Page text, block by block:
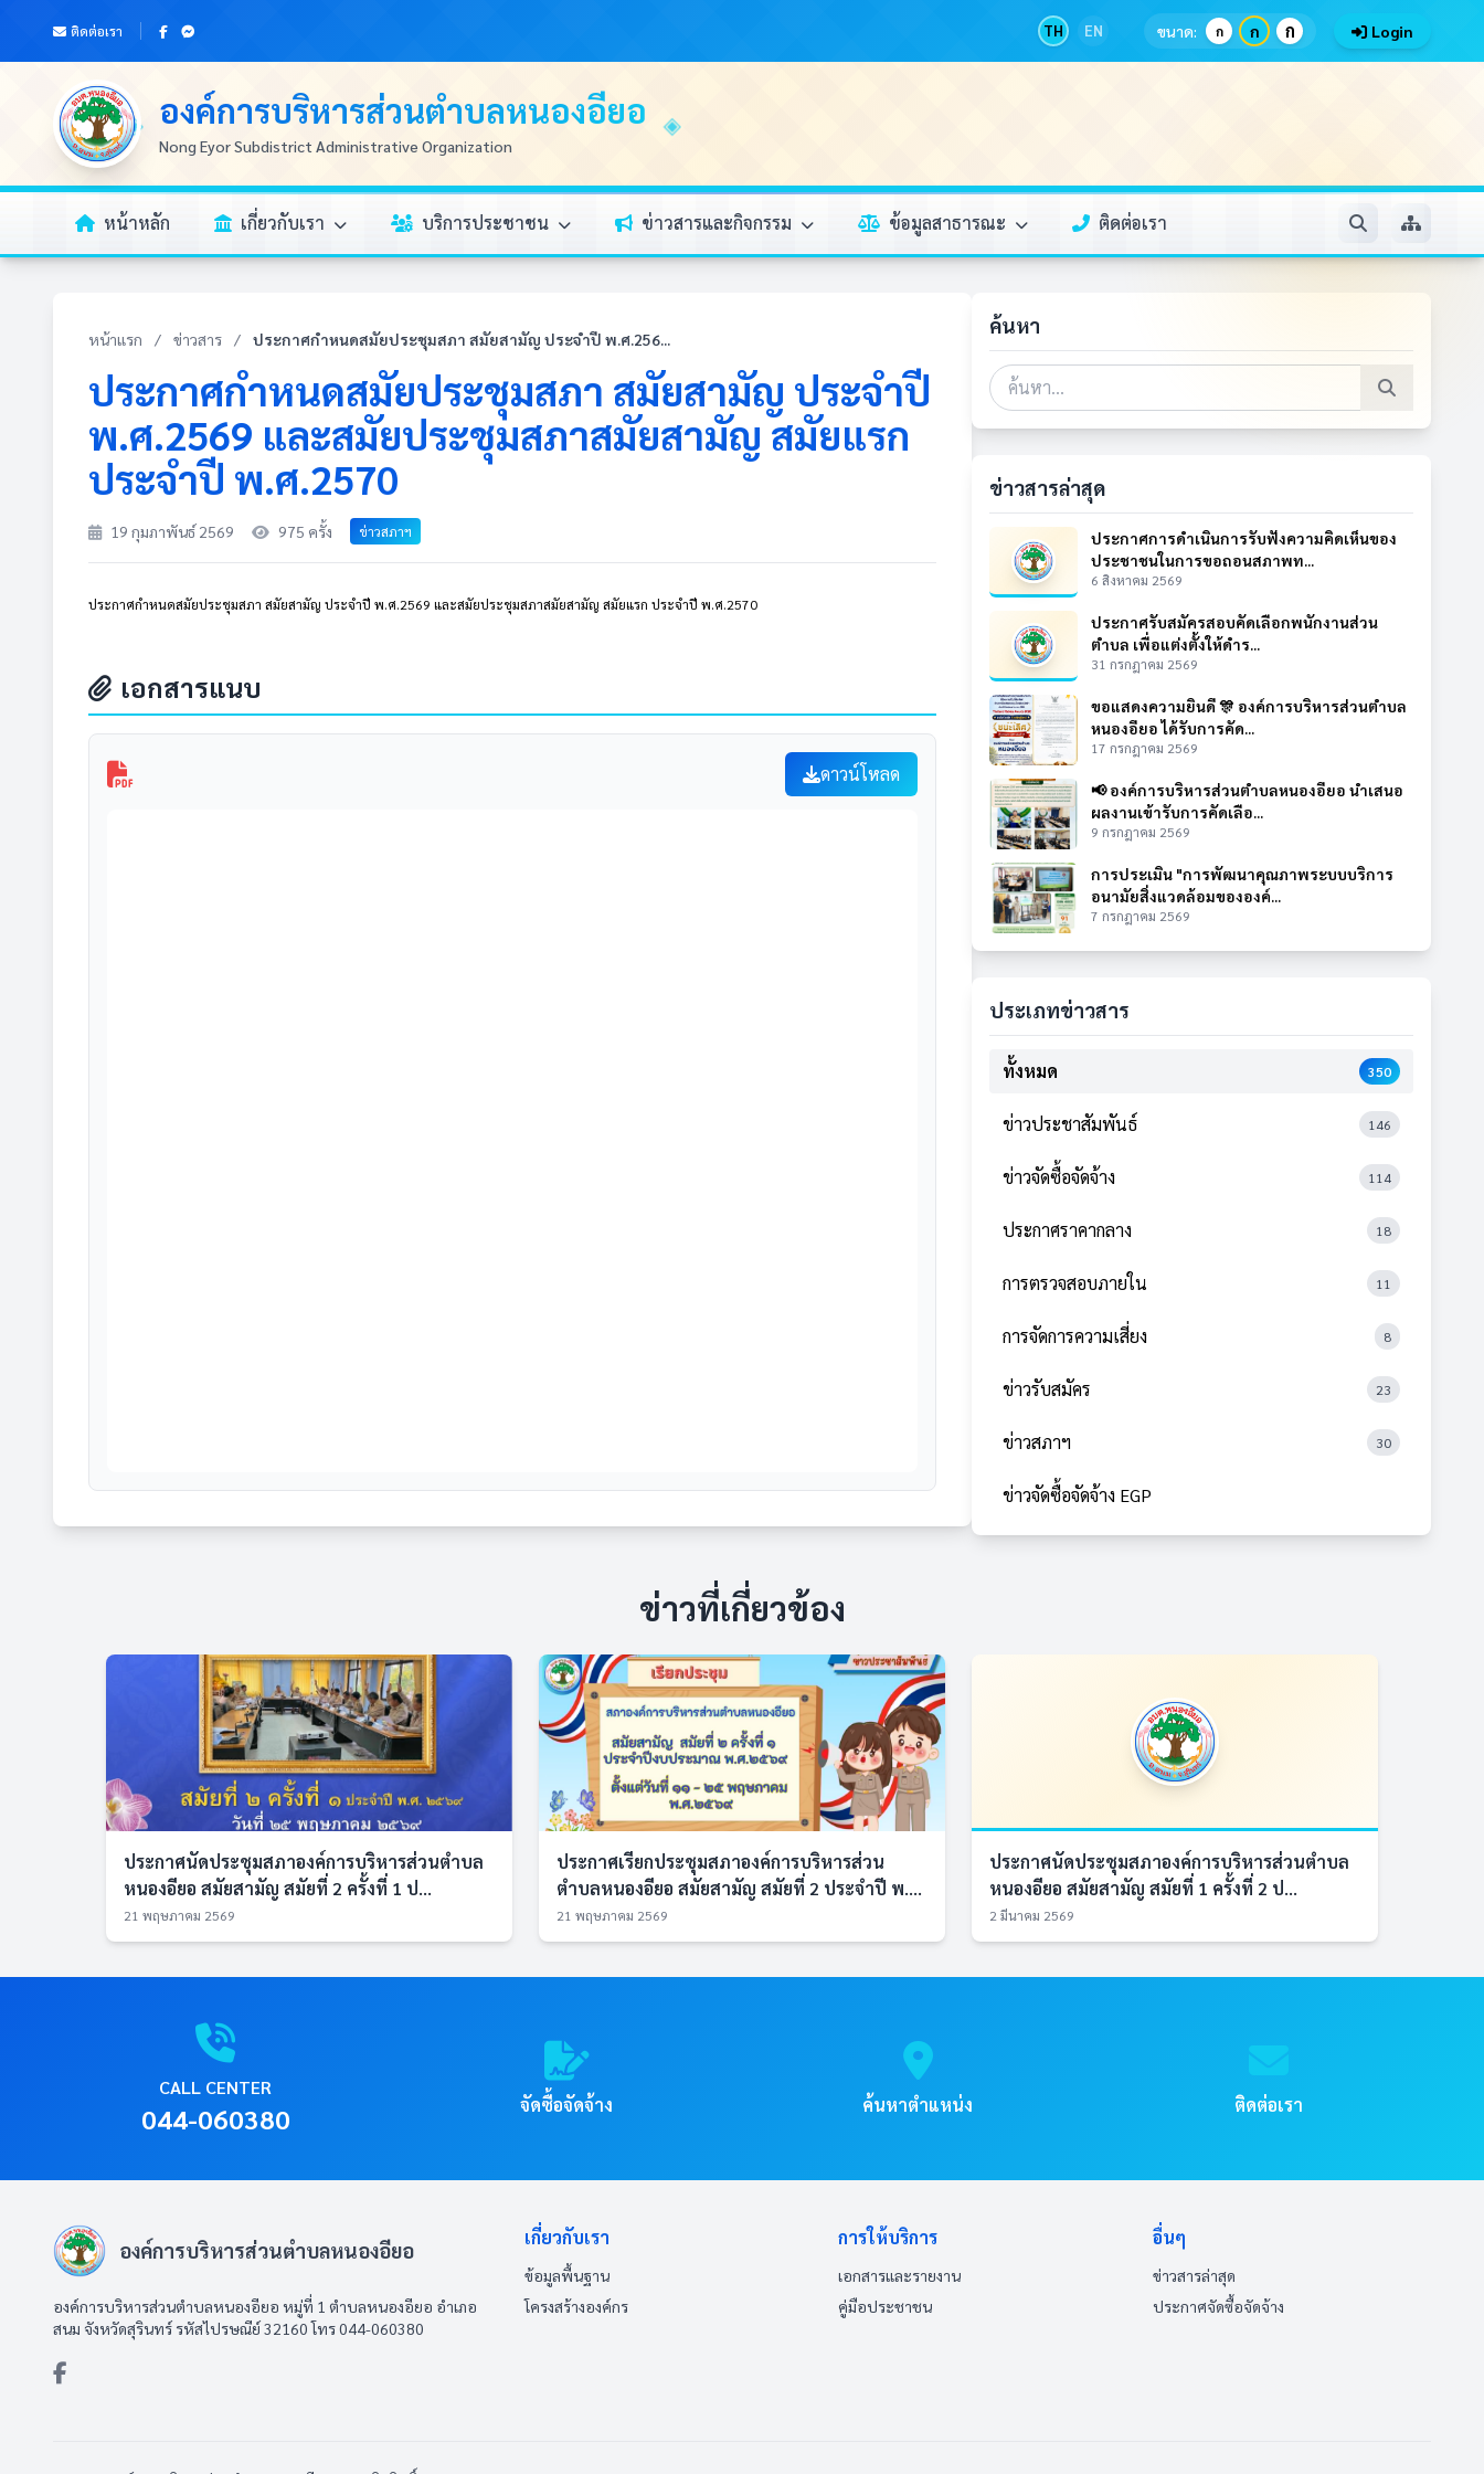
ติดต่อเรา TH EN ขนาด: ก ก ก Login
องค์การบริหารส่วนตำบลหนองอียอ
Nong Eyor Subdistrict Administrative Organization
หน้าหลัก เกี่ยวกับเรา บริการประชาชน ข่าวสารและกิจกรรม ข้อมูลสาธารณะ ติดต่อเรา
หน้าแรก / ข่าวสาร / ประกาศกำหนดสมัยประชุมสภา สมัยสามัญ ประจำปี พ.ศ.256...
ประกาศกำหนดสมัยประชุมสภา สมัยสามัญ ประจำปี
พ.ศ.2569 และสมัยประชุมสภาสมัยสามัญ สมัยแรก
ประจำปี พ.ศ.2570
19 กุมภาพันธ์ 2569 975 ครั้ง ข่าวสภาฯ
ประกาศกำหนดสมัยประชุมสภา สมัยสามัญ ประจำปี พ.ศ.2569 และสมัยประชุมสภาสมัยสามัญ สมัยแรก ประจำปี พ.ศ.2570
เอกสารแนบ
ดาวน์โหลด
ค้นหา
ข่าวสารล่าสุด
ประกาศการดำเนินการรับฟังความคิดเห็นของ
ประชาชนในการขอถอนสภาพท...
6 สิงหาคม 2569
ประกาศรับสมัครสอบคัดเลือกพนักงานส่วน
ตำบล เพื่อแต่งตั้งให้ดำร...
31 กรกฎาคม 2569
ขอแสดงความยินดี 🎊 องค์การบริหารส่วนตำบล
หนองอียอ ได้รับการคัด...
17 กรกฎาคม 2569
📢 องค์การบริหารส่วนตำบลหนองอียอ นำเสนอ
ผลงานเข้ารับการคัดเลือ...
9 กรกฎาคม 2569
การประเมิน "การพัฒนาคุณภาพระบบบริการ
อนามัยสิ่งแวดล้อมขององค์...
7 กรกฎาคม 2569
ประเภทข่าวสาร
ทั้งหมด 350
ข่าวประชาสัมพันธ์ 146
ข่าวจัดซื้อจัดจ้าง 114
ประกาศราคากลาง 18
การตรวจสอบภายใน 11
การจัดการความเสี่ยง 8
ข่าวรับสมัคร 23
ข่าวสภาฯ 30
ข่าวจัดซื้อจัดจ้าง EGP
ข่าวที่เกี่ยวข้อง
ประกาศนัดประชุมสภาองค์การบริหารส่วนตำบล
หนองอียอ สมัยสามัญ สมัยที่ 2 ครั้งที่ 1 ป...
21 พฤษภาคม 2569
ประกาศเรียกประชุมสภาองค์การบริหารส่วน
ตำบลหนองอียอ สมัยสามัญ สมัยที่ 2 ประจำปี พ....
21 พฤษภาคม 2569
ประกาศนัดประชุมสภาองค์การบริหารส่วนตำบล
หนองอียอ สมัยสามัญ สมัยที่ 1 ครั้งที่ 2 ป...
2 มีนาคม 2569
CALL CENTER
044-060380 จัดซื้อจัดจ้าง ค้นหาตำแหน่ง ติดต่อเรา
องค์การบริหารส่วนตำบลหนองอียอ
องค์การบริหารส่วนตำบลหนองอียอ หมู่ที่ 1 ตำบลหนองอียอ อำเภอ
สนม จังหวัดสุรินทร์ รหัสไปรษณีย์ 32160 โทร 044-060380
เกี่ยวกับเรา
ข้อมูลพื้นฐาน
โครงสร้างองค์กร
การให้บริการ
เอกสารและรายงาน
คู่มือประชาชน
อื่นๆ
ข่าวสารล่าสุด
ประกาศจัดซื้อจัดจ้าง